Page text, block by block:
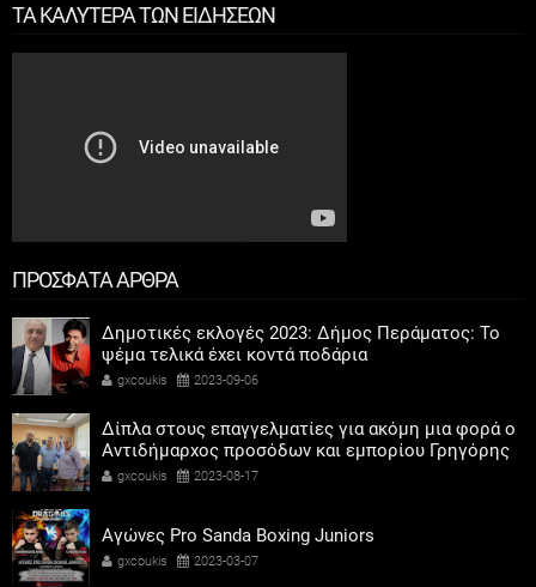
ΤΑ ΚΑΛΥΤΕΡΑ ΤΩΝ ΕΙΔΗΣΕΩΝ
ΠΡΟΣΦΑΤΑ ΑΡΘΡΑ
Δημοτικές εκλογές 2023: Δήμος Περάματος: Το
ψέμα τελικά έχει κοντά ποδάρια
gxcoukis 2023-09-06
Δίπλα στους επαγγελματίες για ακόμη μια φορά ο
Αντιδήμαρχος προσόδων και εμπορίου Γρηγόρης
Καψοκόλης
gxcoukis 2023-08-17
Αγώνες Pro Sanda Boxing Juniors
gxcoukis 2023-03-07